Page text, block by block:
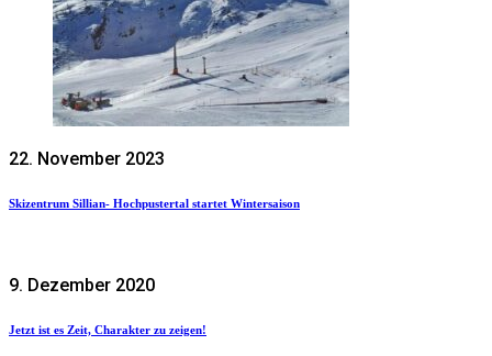
22. November 2023
Skizentrum Sillian- Hochpustertal startet Wintersaison
9. Dezember 2020
Jetzt ist es Zeit, Charakter zu zeigen!